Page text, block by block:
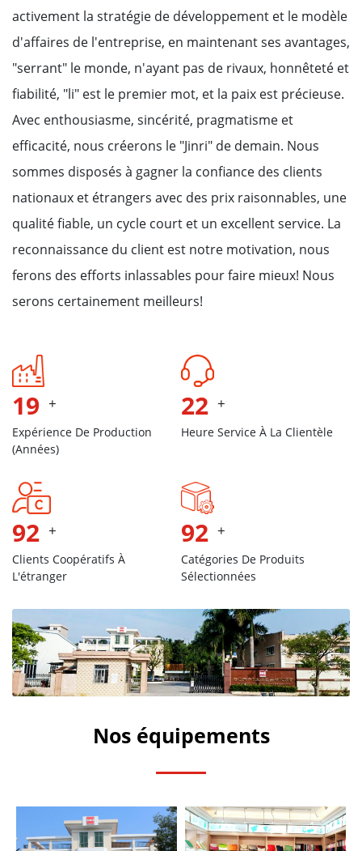
activement la stratégie de développement et le modèle
d'affaires de l'entreprise, en maintenant ses avantages,
"serrant" le monde, n'ayant pas de rivaux, honnêteté et
fiabilité, "li" est le premier mot, et la paix est précieuse.
Avec enthousiasme, sincérité, pragmatisme et
efficacité, nous créerons le "Jinri" de demain. Nous
sommes disposés à gagner la confiance des clients
nationaux et étrangers avec des prix raisonnables, une
qualité fiable, un cycle court et un excellent service. La
reconnaissance du client est notre motivation, nous
ferons des efforts inlassables pour faire mieux! Nous
serons certainement meilleurs!
21 +
Expérience De Production
(années)
24 +
Heure Service À La Clientèle
100
Clients Coopératifs À
L'étranger
100
Catégories De Produits
Sélectionnées
Nos équipements